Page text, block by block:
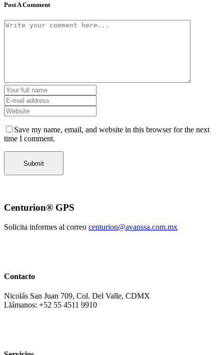
Post A Comment
Save my name, email, and website in this browser for the next
time I comment.
Centurion® GPS
Solicita informes al correo centurion@avanssa.com.mx
Contacto
Nicolás San Juan 709, Col. Del Valle, CDMX
Llámanos: +52 55 4511 9910